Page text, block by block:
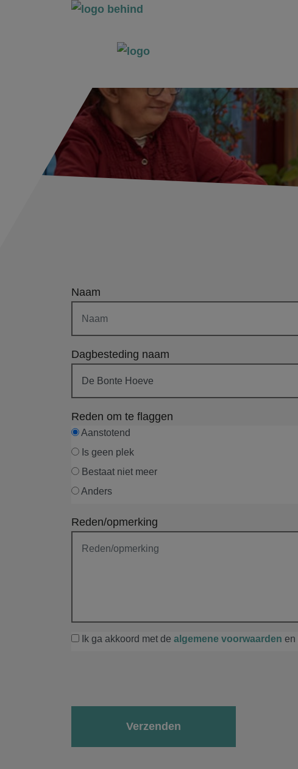
Naam
Dagbesteding naam
Reden om te flaggen
Aanstotend
Is geen plek
Bestaat niet meer
Anders
Reden/opmerking
Ik ga akkoord met de algemene voorwaarden en